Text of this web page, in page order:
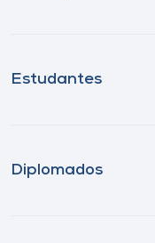
Estudantes
Diplomados